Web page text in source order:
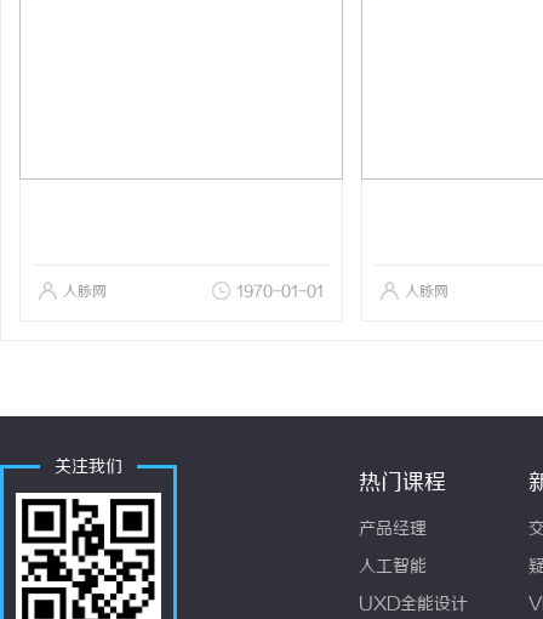
人脉网 1970-01-01 人脉网
关注我们
热门课程
产品经理
人工智能
UXD全能设计